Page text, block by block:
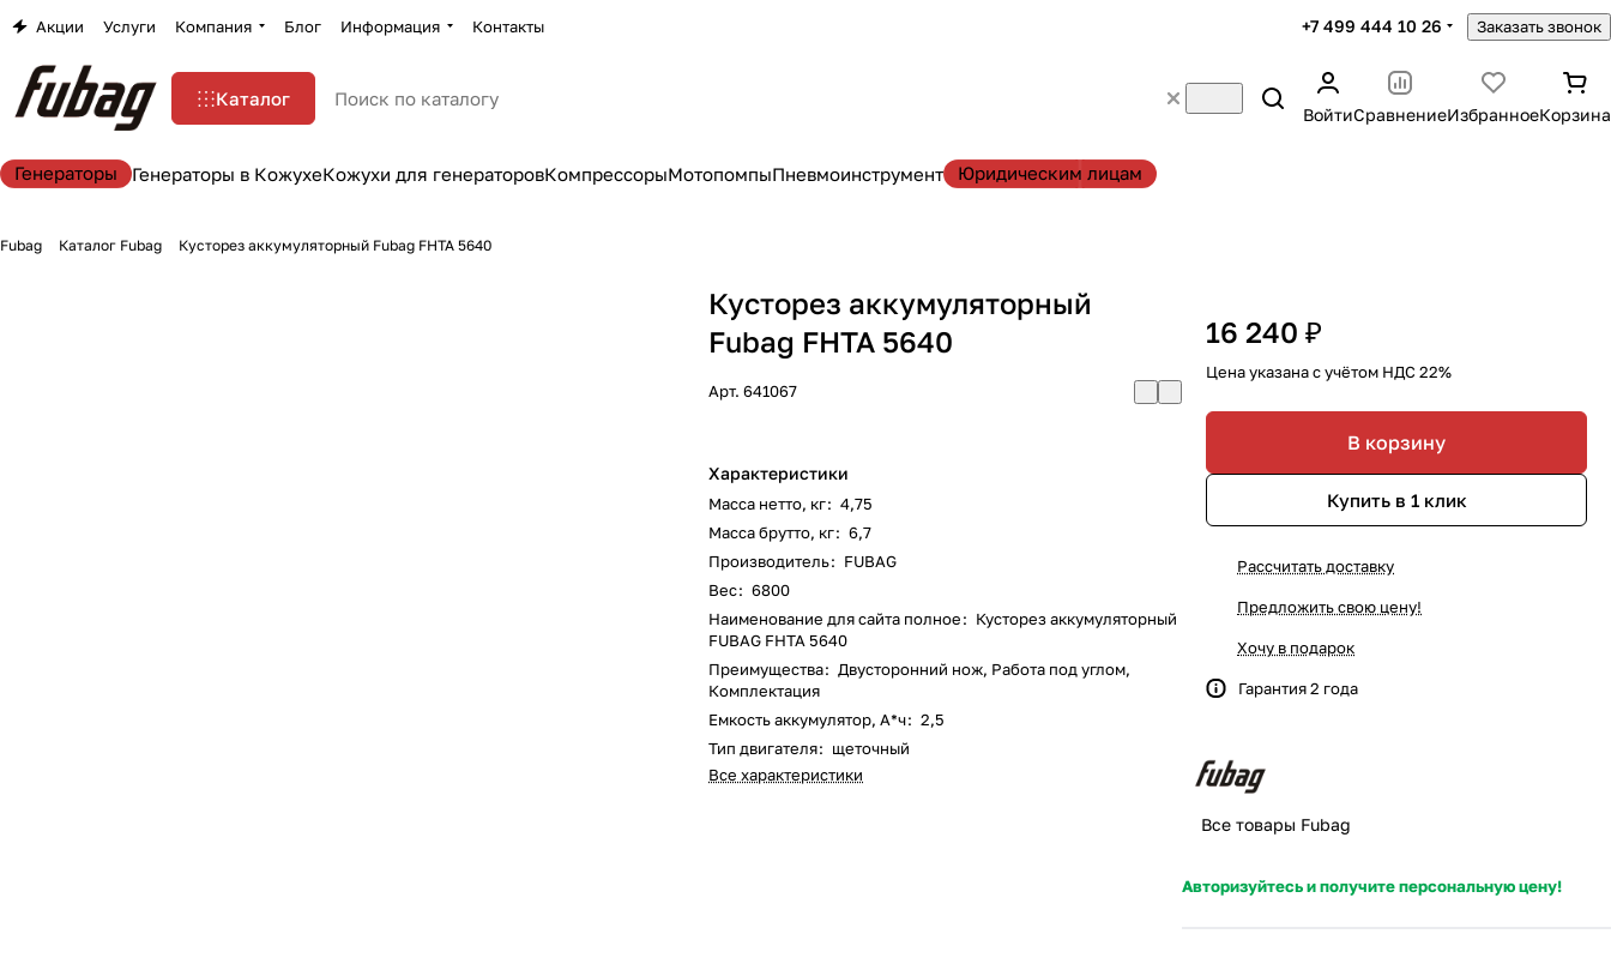
Акции Услуги Компания Блог Информация Контакты +7 499 444 10 26 Заказать звонок
Каталог
ВойтиСравнениеИзбранноеКорзина
Генераторы Генераторы в КожухеКожухи для генераторовКомпрессорыМотопомпыПневмоинструмент Юридическим лицам
Fubag Каталог Fubag Кусторез аккумуляторный Fubag FHTA 5640
Кусторез аккумуляторный
Fubag FHTA 5640
Арт.641067
Характеристики
Масса нетто, кг: 4,75
Масса брутто, кг: 6,7
Производитель: FUBAG
Вес: 6800
Наименование для сайта полное: Кусторез аккумуляторный
FUBAG FHTA 5640
Преимущества: Двусторонний нож, Работа под углом,
Комплектация
Емкость аккумулятор, А*ч: 2,5
Тип двигателя: щеточный
Все характеристики
16 240 ₽
Цена указана с учётом НДС 22%
В корзину
Купить в 1 клик
Рассчитать доставку
Предложить свою цену!
Хочу в подарок
Гарантия 2 года
Все товары Fubag
Авторизуйтесь и получите персональную цену!